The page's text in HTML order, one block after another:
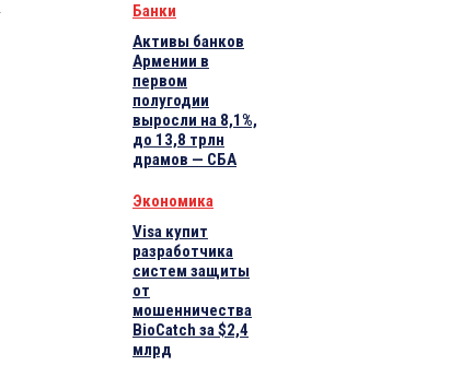
Банки
Активы банков
Армении в
первом
полугодии
выросли на 8,1%,
до 13,8 трлн
драмов — СБА
Экономика
Visa купит
разработчика
систем защиты
от
мошенничества
BioCatch за $2,4
млрд